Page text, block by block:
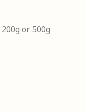
200g or 500g